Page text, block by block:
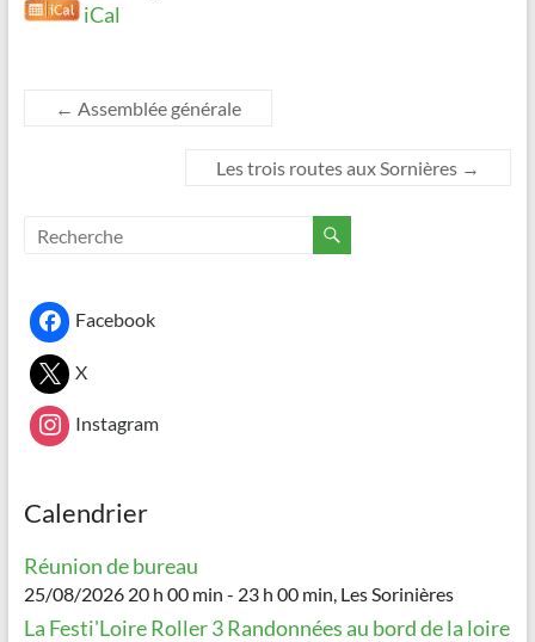
iCal
← Assemblée générale
Les trois routes aux Sornières →
Facebook
X
Instagram
Calendrier
Réunion de bureau
25/08/2026 20 h 00 min - 23 h 00 min, Les Sorinières
La Festi'Loire Roller 3 Randonnées au bord de la loire